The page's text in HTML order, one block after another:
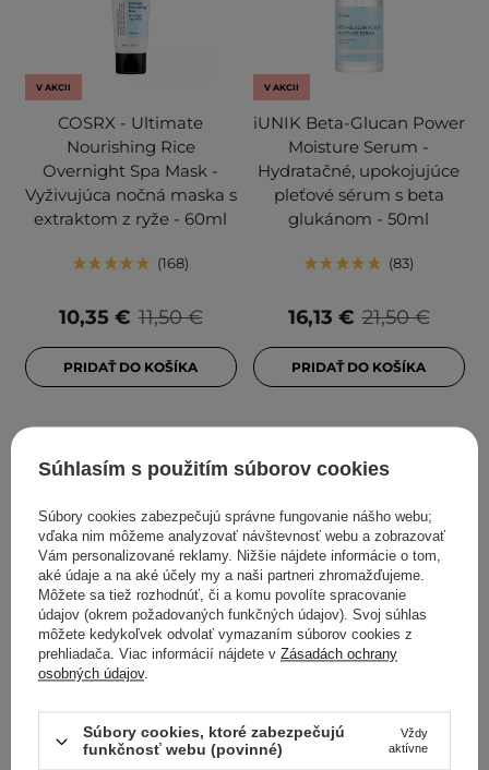
V AKCII
COSRX - Ultimate
Nourishing Rice
Overnight Spa Mask -
Vyživujúca nočná maska s
extraktom z ryže - 60ml
168
11,50 €
10,35 €
PRIDAŤ DO KOŠÍKA
V AKCII
iUNIK Beta-Glucan Power
Moisture Serum -
Hydratačné, upokojujúce
pleťové sérum s beta
glukánom - 50ml
83
21,50 €
16,13 €
PRIDAŤ DO KOŠÍKA
V AKCII
Beauty of Joseon - Apricot
Blossom Peeling Gel -
- 100ml
V AKCII
Celimax - Derma Nature
olej na čistenie tváre -
Súhlasím s použitím súborov cookies
Súbory cookies zabezpečujú správne fungovanie nášho webu;
vďaka nim môžeme analyzovať návštevnosť webu a zobrazovať
Vám personalizované reklamy. Nižšie nájdete informácie o tom,
aké údaje a na aké účely my a naši partneri zhromažďujeme.
Môžete sa tiež rozhodnúť, či a komu povolíte spracovanie
údajov (okrem požadovaných funkčných údajov). Svoj súhlas
môžete kedykoľvek odvolať vymazaním súborov cookies z
prehliadača. Viac informácií nájdete v Zásadách ochrany
osobných údajov.
Súbory cookies, ktoré zabezpečujú
funkčnosť webu (povinné)
Vždy
aktívne